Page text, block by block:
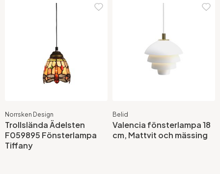
Norrsken Design
Trollslända Ädelsten
F059895 Fönsterlampa
Tiffany
Belid
Valencia fönsterlampa 18
cm, Mattvit och mässing